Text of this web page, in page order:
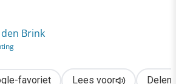
Brink
favoriet Lees voor Delen